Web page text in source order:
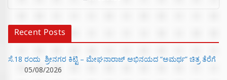
Recent Posts
ಸೆ.18 ರಂದು ಶ್ರೀನಗರ ಕಿಟ್ಟಿ – ಮೇಘನಾರಾಜ್ ಅಭಿನಯದ “ಅಮರ್ಥ” ಚಿತ್ರ ತೆರೆಗೆ
05/08/2026